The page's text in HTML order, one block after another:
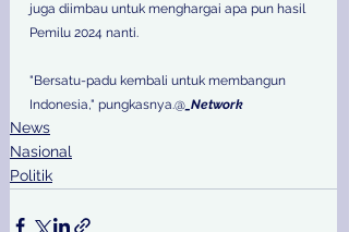
juga diimbau untuk menghargai apa pun hasil
Pemilu 2024 nanti.
"Bersatu-padu kembali untuk membangun
Indonesia," pungkasnya.@ _Network
News
Nasional
Politik